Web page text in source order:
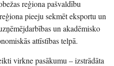
reģiona pašvaldību
pieeju sekmēt eksportu un
un akadēmisko
attīstības telpā.
virkne pasākumu – izstrādāta